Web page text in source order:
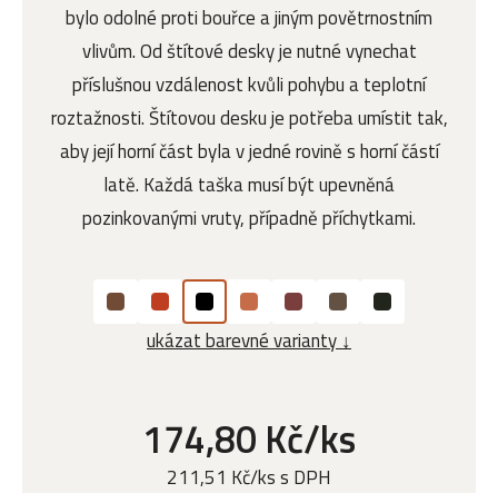
bylo odolné proti bouřce a jiným povětrnostním
vlivům. Od štítové desky je nutné vynechat
příslušnou vzdálenost kvůli pohybu a teplotní
roztažnosti. Štítovou desku je potřeba umístit tak,
aby její horní část byla v jedné rovině s horní částí
latě. Každá taška musí být upevněná
pozinkovanými vruty, případně příchytkami.
ukázat barevné varianty ↓
174,80 Kč/ks
211,51 Kč/ks s DPH